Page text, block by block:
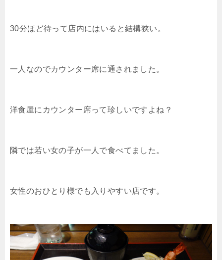
30分ほど待って店内にはいると結構狭い。
一人なのでカウンター席に通されました。
洋食屋にカウンター席って珍しいですよね？
隣では若い女の子が一人で食べてました。
女性のおひとり様でも入りやすい店です。